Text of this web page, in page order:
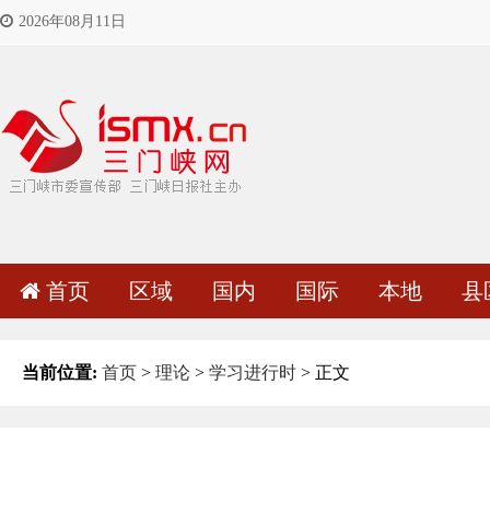
2026年08月11日
首页 区域 国内 国际 本地 县
当前位置: 首页 > 理论 > 学习进行时 > 正文